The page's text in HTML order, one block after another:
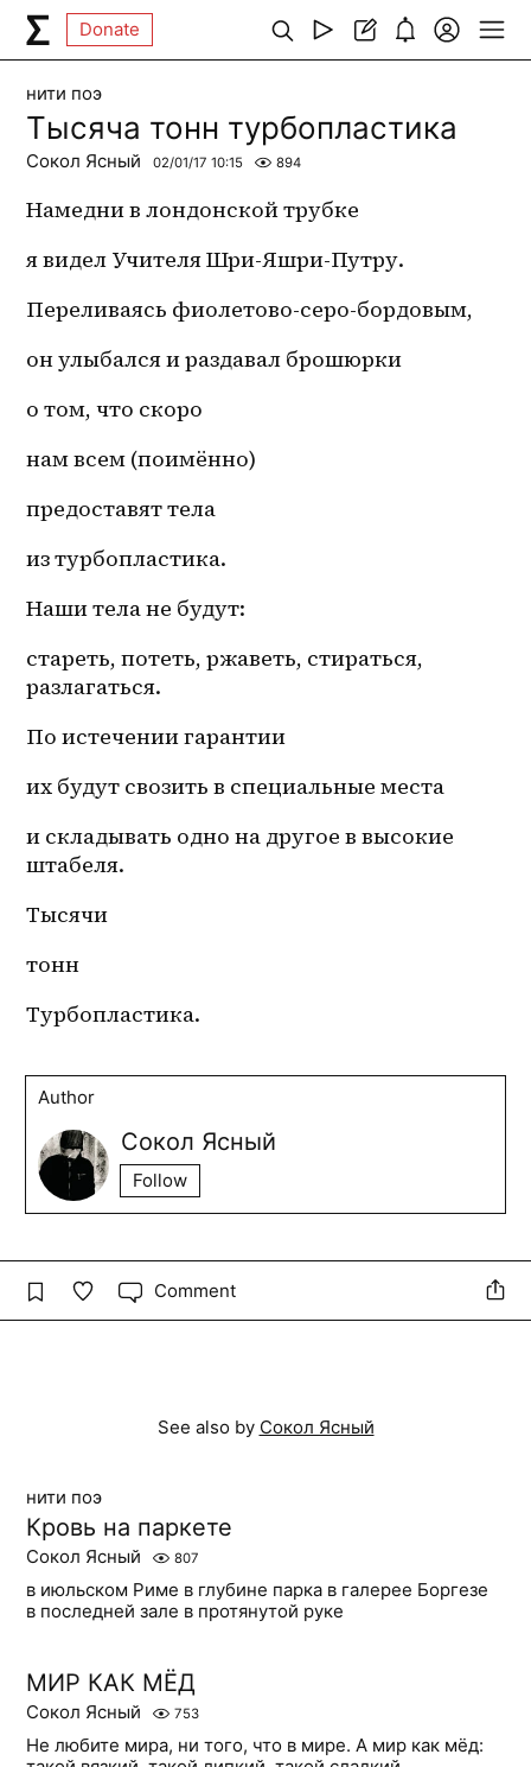
Donate
нити поэ
Тысяча тонн турбопластика
Сокол Ясный 02/01/17 10:15 894
Намедни в лондонской трубке
я видел Учителя Шри-Яшри-Путру.
Переливаясь фиолетово-серо-бордовым,
он улыбался и раздавал брошюрки
о том, что скоро
нам всем (поимённо)
предоставят тела
из турбопластика.
Наши тела не будут:
стареть, потеть, ржаветь, стираться,
разлагаться.
По истечении гарантии
их будут свозить в специальные места
и складывать одно на другое в высокие
штабеля.
Тысячи
тонн
Турбопластика.
Author
Сокол Ясный
Follow
Comment
See also by Сокол Ясный
нити поэ
Кровь на паркете
Сокол Ясный 807
в июльском Риме в глубине парка в галерее Боргезе
в последней зале в протянутой руке
МИР КАК МЁД
Сокол Ясный 753
Не любите мира, ни того, что в мире. А мир как мёд: